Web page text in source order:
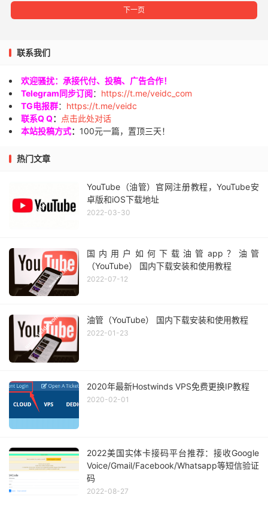
下一页
联系我们
欢迎骚扰：承接代付、投稿、广告合作！
Telegram同步订阅： https://t.me/veidc_com
TG电报群： https://t.me/veidc
联系Q Q：
点击此处对话
本站投稿方式： 100元一篇，置顶三天！
热门文章
YouTube（油管）官网注册教程，YouTube安
卓版和iOS下载地址
2022-03-30
国内用户如何下载油管app？油管
（YouTube） 国内下载安装和使用教程
2022-07-12
油管（YouTube） 国内下载安装和使用教程
2022-01-23
2020年最新Hostwinds VPS免费更换IP教程
2020-02-01
2022美国实体卡接码平台推荐：接收Google
Voice/Gmail/Facebook/Whatsapp等短信验证
码
2022-08-27